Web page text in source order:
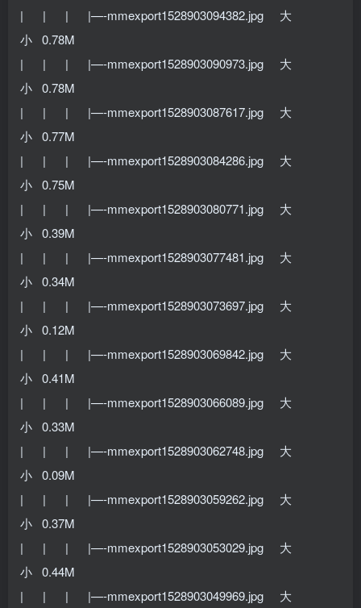
| | | |—-mmexport1528903094382.jpg 大
小 0.78M
| | | |—-mmexport1528903090973.jpg 大
小 0.78M
| | | |—-mmexport1528903087617.jpg 大
小 0.77M
| | | |—-mmexport1528903084286.jpg 大
小 0.75M
| | | |—-mmexport1528903080771.jpg 大
小 0.39M
| | | |—-mmexport1528903077481.jpg 大
小 0.34M
| | | |—-mmexport1528903073697.jpg 大
小 0.12M
| | | |—-mmexport1528903069842.jpg 大
小 0.41M
| | | |—-mmexport1528903066089.jpg 大
小 0.33M
| | | |—-mmexport1528903062748.jpg 大
小 0.09M
| | | |—-mmexport1528903059262.jpg 大
小 0.37M
| | | |—-mmexport1528903053029.jpg 大
小 0.44M
| | | |—-mmexport1528903049969.jpg 大